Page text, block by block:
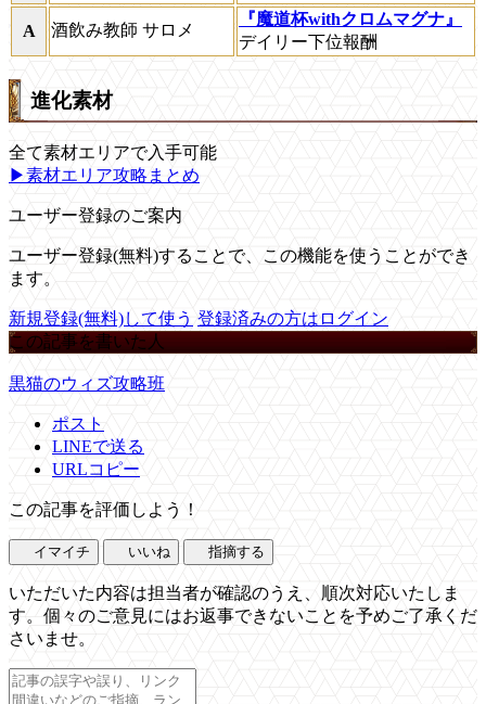
A 酒飲み教師 サロメ
『魔道杯withクロムマグナ』
デイリー下位報酬
進化素材
全て素材エリアで入手可能
▶素材エリア攻略まとめ
ユーザー登録のご案内
ユーザー登録(無料)することで、この機能を使うことができ
ます。
新規登録(無料)して使う 登録済みの方はログイン
この記事を書いた人
黒猫のウィズ攻略班
ポスト
LINEで送る
URLコピー
この記事を評価しよう！
イマイチ いいね 指摘する
いただいた内容は担当者が確認のうえ、順次対応いたしま
す。個々のご意見にはお返事できないことを予めご了承くだ
さいませ。